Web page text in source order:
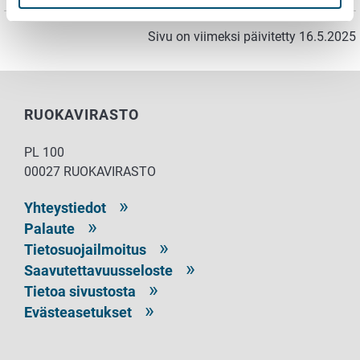
Sivu on viimeksi päivitetty 16.5.2025
RUOKAVIRASTO
PL 100
00027 RUOKAVIRASTO
Yhteystiedot
Palaute
Tietosuojailmoitus
Saavutettavuusseloste
Tietoa sivustosta
Evästeasetukset